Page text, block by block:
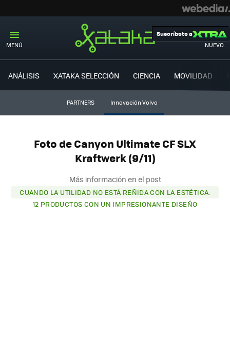
MENÚ NUEVO
Suscríbete a
ANÁLISIS XATAKA SELECCIÓN CIENCIA MOVILIDAD
PARTNERS Innovación Volvo
Foto de Canyon Ultimate CF SLX
Kraftwerk (9/11)
Más información en el post
CUANDO LA UTILIDAD NO ESTÁ REÑIDA CON LA ESTÉTICA:
12 PRODUCTOS CON UN IMPRESIONANTE DISEÑO